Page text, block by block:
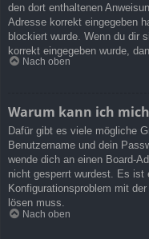
den dort enthaltenen
Adresse korrekt eingegeben
blockiert wurde. Wenn du dir
korrekt eingegeben wurde,
Nach oben
Warum kann ich
Dafür gibt es viele mögliche
Benutzername und dein
wende dich an einen Board-
nicht gesperrt wurdest. Es
Konfigurationsproblem mit
lösen muss.
Nach oben